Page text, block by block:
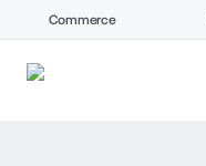
Commerce